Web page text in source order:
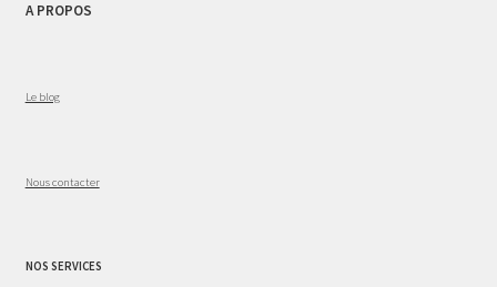
A PROPOS
Le blog
Nous contacter
NOS SERVICES